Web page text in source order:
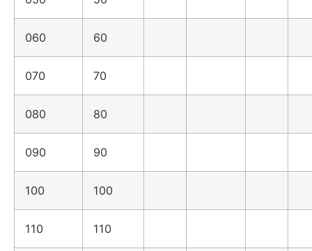
060 60
070 70
080 80
090 90
100 100
110 110